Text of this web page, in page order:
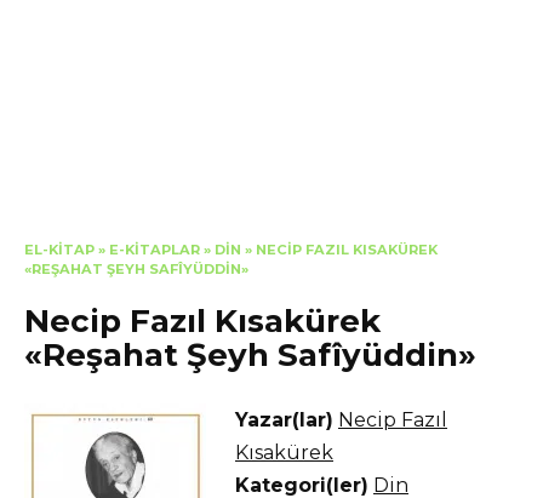
EL-KITAP » E-KITAPLAR » DIN » NECIP FAZIL KISAKÜREK
«REŞAHAT ŞEYH SAFÎYÜDDIN»
Necip Fazıl Kısakürek
«Reşahat Şeyh Safîyüddin»
Yazar(lar) Necip Fazıl
Kısakürek
Kategori(ler) Din